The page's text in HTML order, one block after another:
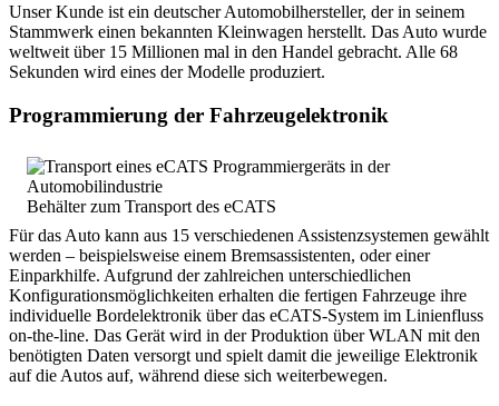
Unser Kunde ist ein deutscher Automobilhersteller, der in seinem
Stammwerk einen bekannten Kleinwagen herstellt. Das Auto wurde
weltweit über 15 Millionen mal in den Handel gebracht. Alle 68
Sekunden wird eines der Modelle produziert.
Programmierung der Fahrzeugelektronik
Behälter zum Transport des eCATS
Für das Auto kann aus 15 verschiedenen Assistenzsystemen gewählt
werden – beispielsweise einem Bremsassistenten, oder einer
Einparkhilfe. Aufgrund der zahlreichen unterschiedlichen
Konfigurationsmöglichkeiten erhalten die fertigen Fahrzeuge ihre
individuelle Bordelektronik über das eCATS-System im Linienfluss
on-the-line. Das Gerät wird in der Produktion über WLAN mit den
benötigten Daten versorgt und spielt damit die jeweilige Elektronik
auf die Autos auf, während diese sich weiterbewegen.